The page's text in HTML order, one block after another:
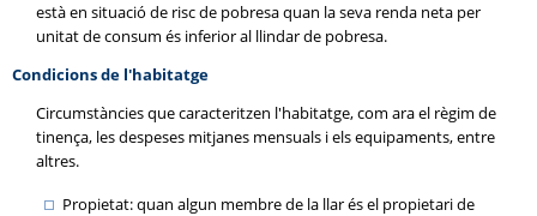
està en situació de risc de pobresa quan la seva renda neta per
unitat de consum és inferior al llindar de pobresa.
Condicions de l'habitatge
Circumstàncies que caracteritzen l'habitatge, com ara el règim de
tinença, les despeses mitjanes mensuals i els equipaments, entre
altres.
Propietat: quan algun membre de la llar és el propietari de